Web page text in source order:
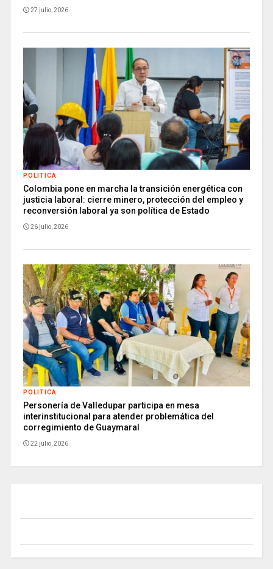
27 julio, 2026
POLITICA
Colombia pone en marcha la transición energética con
justicia laboral: cierre minero, protección del empleo y
reconversión laboral ya son política de Estado
26 julio, 2026
POLITICA
Personería de Valledupar participa en mesa
interinstitucional para atender problemática del
corregimiento de Guaymaral
22 julio, 2026